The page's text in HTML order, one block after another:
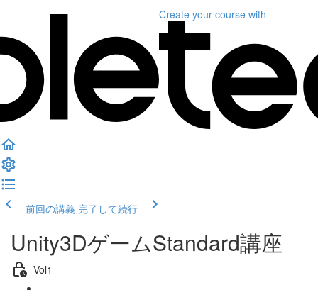
Create your course with
前回の講義 完了して続行
Unity3DゲームStandard講座
Vol1